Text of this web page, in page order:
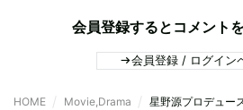
会員登録するとコメント
会員登録 / ログイン
HOME Movie,Drama 星野源プロデュー